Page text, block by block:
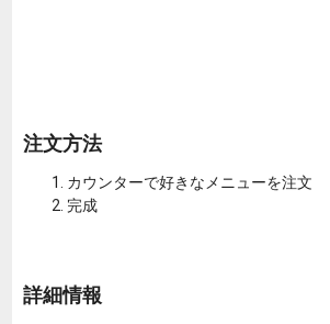
注文方法
カウンターで好きなメニューを注文
完成
詳細情報